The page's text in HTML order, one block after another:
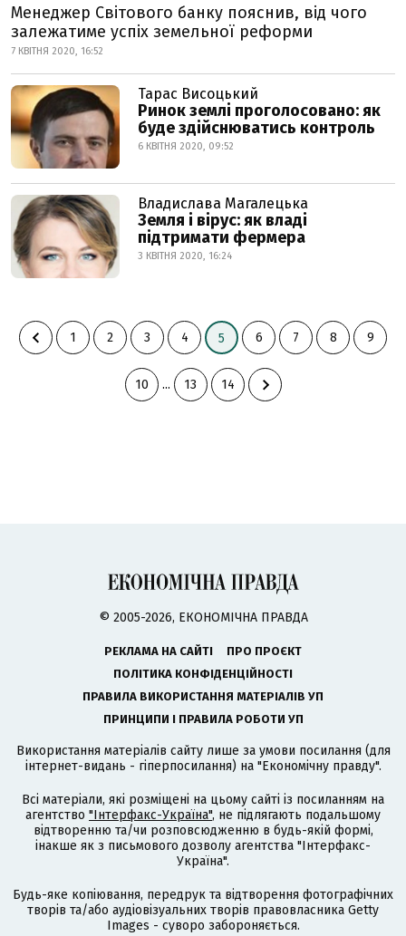
Менеджер Світового банку пояснив, від чого
залежатиме успіх земельної реформи
7 КВІТНЯ 2020, 16:52
Тарас Висоцький
Ринок землі проголосовано: як
буде здійснюватись контроль
6 КВІТНЯ 2020, 09:52
Владислава Магалецька
Земля і вірус: як владі
підтримати фермера
3 КВІТНЯ 2020, 16:24
1 2 3 4 5 6 7 8 9
10 ... 13 14
© 2005-2026, ЕКОНОМІЧНА ПРАВДА
РЕКЛАМА НА САЙТІ
ПРО ПРОЄКТ
ПОЛІТИКА КОНФІДЕНЦІЙНОСТІ
ПРАВИЛА ВИКОРИСТАННЯ МАТЕРІАЛІВ УП
ПРИНЦИПИ І ПРАВИЛА РОБОТИ УП
Використання матеріалів сайту лише за умови посилання (для
інтернет-видань - гіперпосилання) на "Економічну правду".
Всі матеріали, які розміщені на цьому сайті із посиланням на
агентство "Інтерфакс-Україна", не підлягають подальшому
відтворенню та/чи розповсюдженню в будь-якій формі,
інакше як з письмового дозволу агентства "Інтерфакс-
Україна".
Будь-яке копіювання, передрук та відтворення фотографічних
творів та/або аудіовізуальних творів правовласника Getty
Images - суворо забороняється.